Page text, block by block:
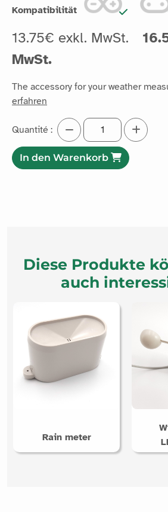
Kompatibilität
13.75€ exkl. MwSt.
MwSt.
The accessory for your weather
erfahren
Quantité :
In den Warenkorb
Diese Produkte
auch
Rain meter